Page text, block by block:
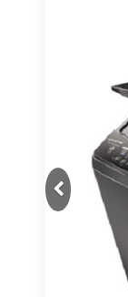
Next